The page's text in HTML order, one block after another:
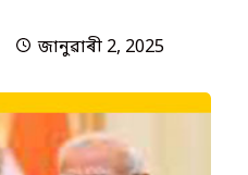
জানুৱাৰী 2, 2025